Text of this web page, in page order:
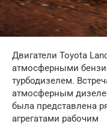
Двигатели Toyota
атмосферными
турбодизелем.
атмосферным
была представлена
агрегатами рабочим